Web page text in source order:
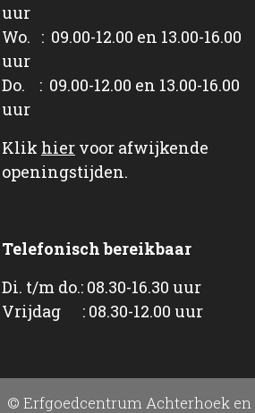
uur
Wo. : 09.00-12.00 en 13.00-16.00
uur
Do. : 09.00-12.00 en 13.00-16.00
uur
Klik hier voor afwijkende
openingstijden.
Telefonisch bereikbaar
Di. t/m do.: 08.30-16.30 uur
Vrijdag : 08.30-12.00 uur
© Erfgoedcentrum Achterhoek en